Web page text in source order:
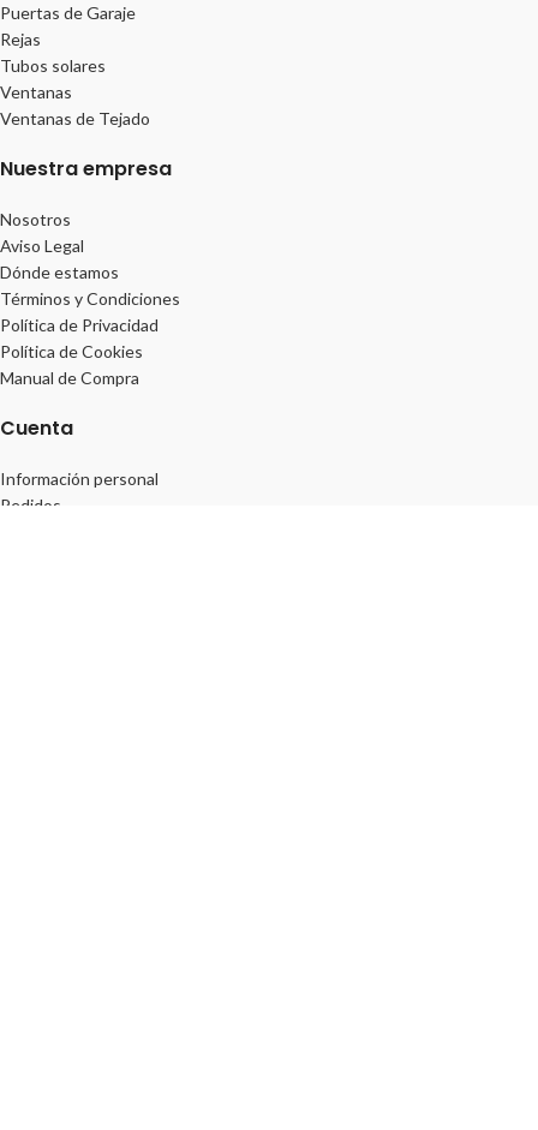
Puertas de Garaje
Rejas
Tubos solares
Ventanas
Ventanas de Tejado
Nuestra empresa
Nosotros
Aviso Legal
Dónde estamos
Términos y Condiciones
Política de Privacidad
Política de Cookies
Manual de Compra
Cuenta
Información personal
Pedidos